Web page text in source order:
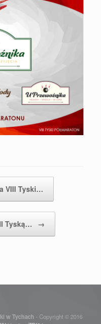
VIII Tyski…
Tyską… →
w Tychach - Copyright © 2016